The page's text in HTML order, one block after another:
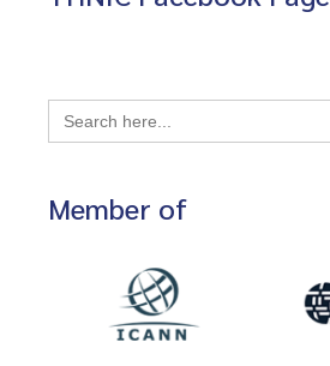
Search
for:
Member of